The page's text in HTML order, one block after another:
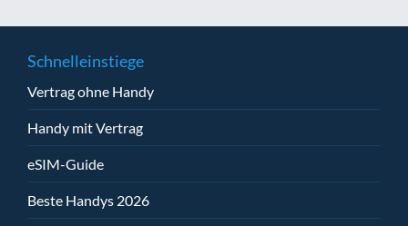
Schnelleinstiege
Vertrag ohne Handy
Handy mit Vertrag
eSIM-Guide
Beste Handys 2026